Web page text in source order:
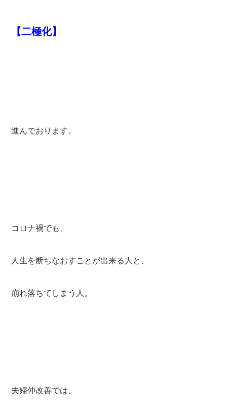
【二極化】
進んでおります。
コロナ禍でも、
人生を断ちなおすことが出来る人と、
崩れ落ちてしまう人。
夫婦仲改善では、